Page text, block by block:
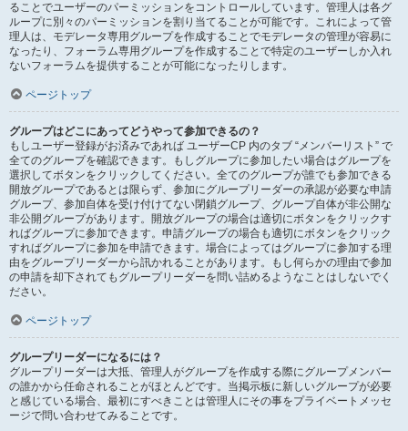
ることでユーザーのパーミッションをコントロールしています。管理人は各グ
ループに別々のパーミッションを割り当てることが可能です。これによって管
理人は、モデレータ専用グループを作成することでモデレータの管理が容易に
なったり、フォーラム専用グループを作成することで特定のユーザーしか入れ
ないフォーラムを提供することが可能になったりします。
ページトップ
グループはどこにあってどうやって参加できるの？
もしユーザー登録がお済みであれば ユーザーCP 内のタブ “メンバーリスト” で
全てのグループを確認できます。もしグループに参加したい場合はグループを
選択してボタンをクリックしてください。全てのグループが誰でも参加できる
開放グループであるとは限らず、参加にグループリーダーの承認が必要な申請
グループ、参加自体を受け付けてない閉鎖グループ、グループ自体が非公開な
非公開グループがあります。開放グループの場合は適切にボタンをクリックす
ればグループに参加できます。申請グループの場合も適切にボタンをクリック
すればグループに参加を申請できます。場合によってはグループに参加する理
由をグループリーダーから訊かれることがあります。もし何らかの理由で参加
の申請を却下されてもグループリーダーを問い詰めるようなことはしないでく
ださい。
ページトップ
グループリーダーになるには？
グループリーダーは大抵、管理人がグループを作成する際にグループメンバー
の誰かから任命されることがほとんどです。当掲示板に新しいグループが必要
と感じている場合、最初にすべきことは管理人にその事をプライベートメッセ
ージで問い合わせてみることです。